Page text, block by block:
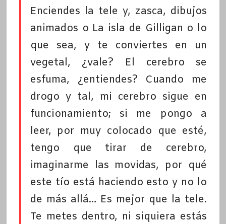
Enciendes la tele y, zasca, dibujos
animados o La isla de Gilligan o lo
que sea, y te conviertes en un
vegetal, ¿vale? El cerebro se
esfuma, ¿entiendes? Cuando me
drogo y tal, mi cerebro sigue en
funcionamiento; si me pongo a
leer, por muy colocado que esté,
tengo que tirar de cerebro,
imaginarme las movidas, por qué
este tío está haciendo esto y no lo
de más allá… Es mejor que la tele.
Te metes dentro, ni siquiera estás